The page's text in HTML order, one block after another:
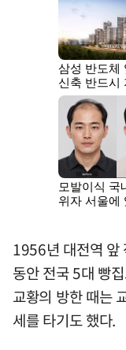
1956년 대전역 앞
동안 전국 5대 빵
교황의 방한 때는
세를 타기도 했다.